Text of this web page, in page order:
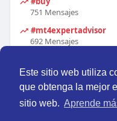
Este sitio web utiliza
que obtenga la mejor
sitio web. Aprende
751 Mensajes
#mt4expertadvisor
692 Mensajes
©
Inicio
Nosotros